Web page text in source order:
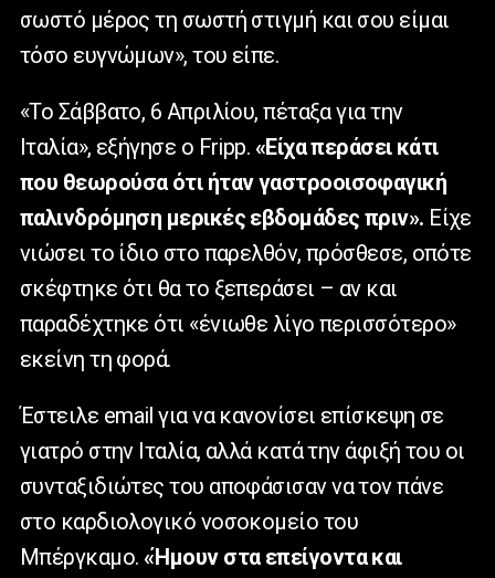
σωστό μέρος τη σωστή στιγμή και σου είμαι
τόσο ευγνώμων», του είπε.
«Το Σάββατο, 6 Απριλίου, πέταξα για την
Ιταλία», εξήγησε ο Fripp. «Είχα περάσει κάτι
που θεωρούσα ότι ήταν γαστροοισοφαγική
παλινδρόμηση μερικές εβδομάδες πριν». Είχε
νιώσει το ίδιο στο παρελθόν, πρόσθεσε, οπότε
σκέφτηκε ότι θα το ξεπεράσει – αν και
παραδέχτηκε ότι «ένιωθε λίγο περισσότερο»
εκείνη τη φορά.
Έστειλε email για να κανονίσει επίσκεψη σε
γιατρό στην Ιταλία, αλλά κατά την άφιξή του οι
συνταξιδιώτες του αποφάσισαν να τον πάνε
στο καρδιολογικό νοσοκομείο του
Μπέργκαμο. «Ήμουν στα επείγοντα και